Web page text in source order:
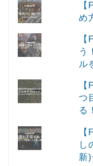
め
う
ル
つ
る
し
新)